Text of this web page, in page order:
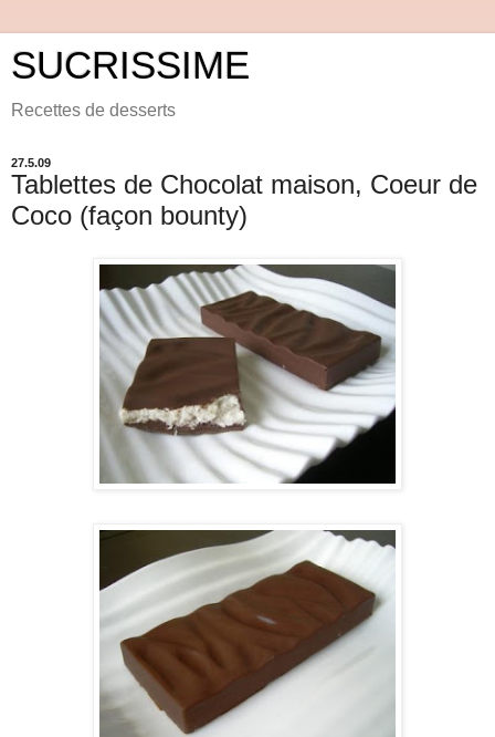
SUCRISSIME
Recettes de desserts
27.5.09
Tablettes de Chocolat maison, Coeur de
Coco (façon bounty)